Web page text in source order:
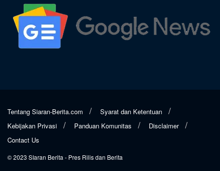
Tentang Siaran-Berita.com
Syarat dan Ketentuan
Kebijakan Privasi
Panduan Komunitas
Disclaimer
Contact Us
© 2023 SIaran Berita- Pres Rilis dan Berita